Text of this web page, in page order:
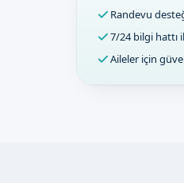
Randevu
7/24 bilgi hattı
Aileler için